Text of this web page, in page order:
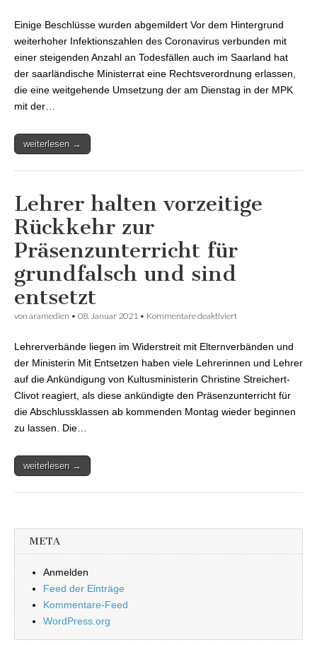
Corona-Virus in
Rechtsverordnung
Einige Beschlüsse wurden abgemildert Vor dem Hintergrund
weiterhoher Infektionszahlen des Coronavirus verbunden mit
einer steigenden Anzahl an Todesfällen auch im Saarland hat
der saarländische Ministerrat eine Rechtsverordnung erlassen,
die eine weitgehende Umsetzung der am Dienstag in der MPK
mit der…
weiterlesen →
Lehrer halten vorzeitige
Rückkehr zur
Präsenzunterricht für
grundfalsch und sind
entsetzt
von aramedien • 08. Januar 2021 • Kommentare deaktiviert
Präsenzunterricht für
grundfalsch und sind
Lehrerverbände liegen im Widerstreit mit Elternverbänden und
der Ministerin Mit Entsetzen haben viele Lehrerinnen und Lehrer
auf die Ankündigung von Kultusministerin Christine Streichert-
Clivot reagiert, als diese ankündigte den Präsenzunterricht für
die Abschlussklassen ab kommenden Montag wieder beginnen
zu lassen. Die…
weiterlesen →
META
Anmelden
Feed der Einträge
Kommentare-Feed
WordPress.org